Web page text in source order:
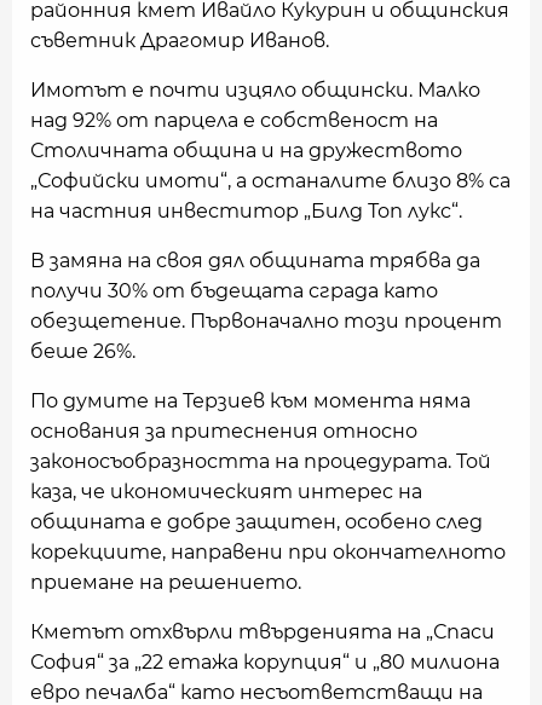
районния кмет Ивайло Кукурин и общинския
съветник Драгомир Иванов.
Имотът е почти изцяло общински. Малко
над 92% от парцела е собственост на
Столичната община и на дружеството
„Софийски имоти“, а останалите близо 8% са
на частния инвеститор „Билд Топ лукс“.
В замяна на своя дял общината трябва да
получи 30% от бъдещата сграда като
обезщетение. Първоначално този процент
беше 26%.
По думите на Терзиев към момента няма
основания за притеснения относно
законосъобразността на процедурата. Той
каза, че икономическият интерес на
общината е добре защитен, особено след
корекциите, направени при окончателното
приемане на решението.
Кметът отхвърли твърденията на „Спаси
София“ за „22 етажа корупция“ и „80 милиона
евро печалба“ като несъответстващи на